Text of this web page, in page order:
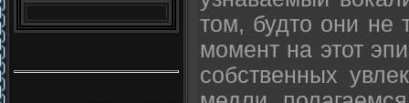
том, будто они не
момент на этот
собственных